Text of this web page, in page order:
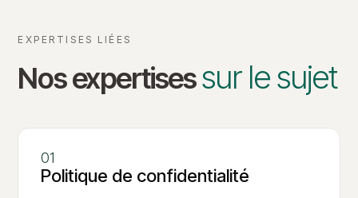
EXPERTISES LIÉES
Nos expertisessur le sujet
Politique de confidentialité